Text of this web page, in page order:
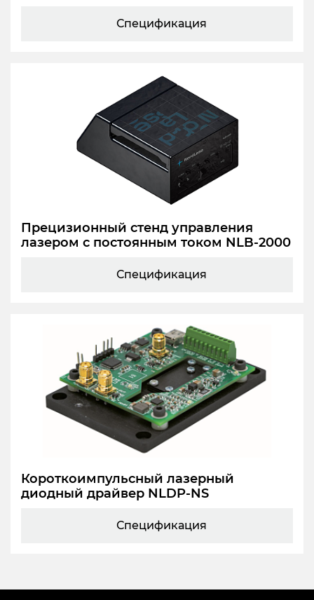
Спецификация
Прецизионный стенд управления
лазером с постоянным током NLB-2000
Спецификация
Короткоимпульсный лазерный
диодный драйвер NLDP-NS
Спецификация